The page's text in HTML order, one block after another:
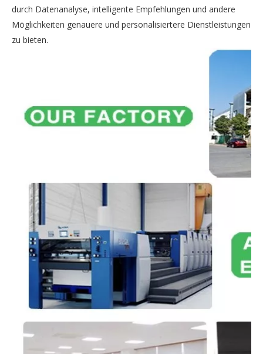
durch Datenanalyse, intelligente Empfehlungen und andere
Möglichkeiten genauere und personalisiertere Dienstleistungen
zu bieten.